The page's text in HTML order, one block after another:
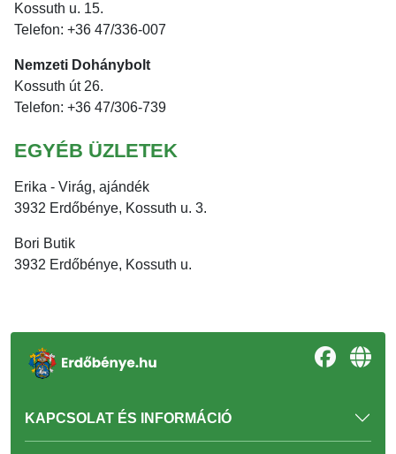
Kossuth u. 15.
Telefon: +36 47/336-007
Nemzeti Dohánybolt
Kossuth út 26.
Telefon: +36 47/306-739
EGYÉB ÜZLETEK
Erika - Virág, ajándék
3932 Erdőbénye, Kossuth u. 3.
Bori Butik
3932 Erdőbénye, Kossuth u.
KAPCSOLAT ÉS INFORMÁCIÓ